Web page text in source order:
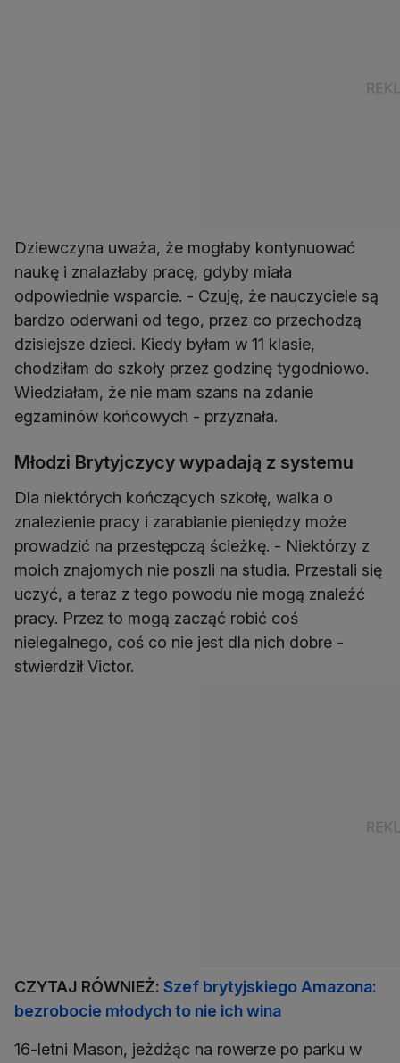
Dziewczyna uważa, że mogłaby kontynuować
naukę i znalazłaby pracę, gdyby miała
odpowiednie wsparcie. - Czuję, że nauczyciele są
bardzo oderwani od tego, przez co przechodzą
dzisiejsze dzieci. Kiedy byłam w 11 klasie,
chodziłam do szkoły przez godzinę tygodniowo.
Wiedziałam, że nie mam szans na zdanie
egzaminów końcowych - przyznała.
Młodzi Brytyjczycy wypadają z systemu
Dla niektórych kończących szkołę, walka o
znalezienie pracy i zarabianie pieniędzy może
prowadzić na przestępczą ścieżkę. - Niektórzy z
moich znajomych nie poszli na studia. Przestali się
uczyć, a teraz z tego powodu nie mogą znaleźć
pracy. Przez to mogą zacząć robić coś
nielegalnego, coś co nie jest dla nich dobre -
stwierdził Victor.
CZYTAJ RÓWNIEŻ: Szef brytyjskiego Amazona:
bezrobocie młodych to nie ich wina
16-letni Mason, jeżdżąc na rowerze po parku w